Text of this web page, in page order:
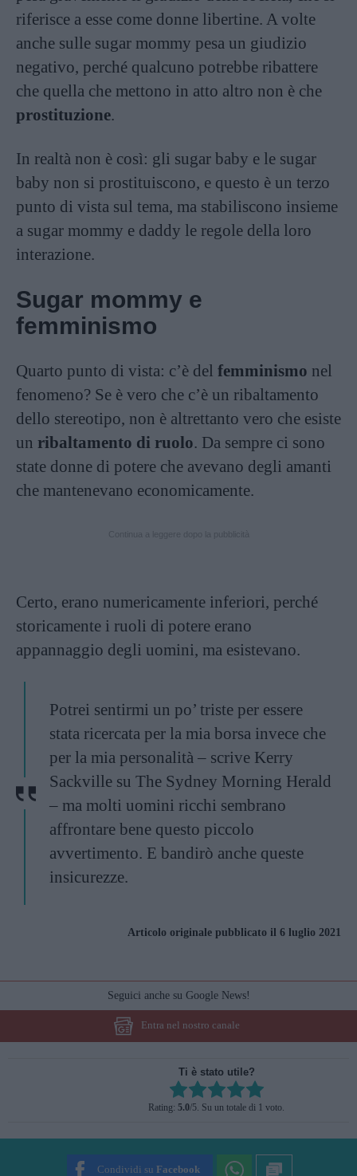
riferisce a esse come donne libertine. A volte
anche sulle sugar mommy pesa un giudizio
negativo, perché qualcuno potrebbe ribattere
che quella che mettono in atto altro non è che
prostituzione.
In realtà non è così: gli sugar baby e le sugar
baby non si prostituiscono, e questo è un terzo
punto di vista sul tema, ma stabiliscono insieme
a sugar mommy e daddy le regole della loro
interazione.
Sugar mommy e
femminismo
Quarto punto di vista: c’è del femminismo nel
fenomeno? Se è vero che c’è un ribaltamento
dello stereotipo, non è altrettanto vero che esiste
un ribaltamento di ruolo. Da sempre ci sono
state donne di potere che avevano degli amanti
che mantenevano economicamente.
Certo, erano numericamente inferiori, perché
storicamente i ruoli di potere erano
appannaggio degli uomini, ma esistevano.
Potrei sentirmi un po’ triste per essere
stata ricercata per la mia borsa invece che
per la mia personalità – scrive Kerry
Sackville su The Sydney Morning Herald
– ma molti uomini ricchi sembrano
affrontare bene questo piccolo
avvertimento. E bandirò anche queste
insicurezze.
Articolo originale pubblicato il 6 luglio 2021
Seguici anche su Google News!
Entra nel nostro canale
Ti è stato utile?
Rate this item:
SUBMIT RATING
Rating: 5.0/5. Su un totale di 1 voto.
Condividi su Facebook